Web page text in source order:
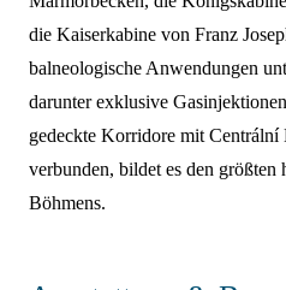
die Kaiserkabine von Franz
balneologische Anwendungen
darunter exklusive
gedeckte Korridore mit Centrální
verbunden, bildet es den
Böhmens.